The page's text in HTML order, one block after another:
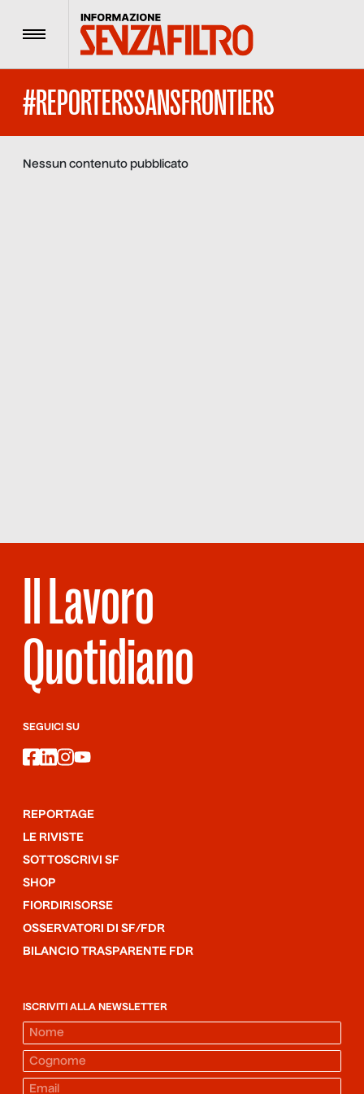
Menu
#REPORTERSSANSFRONTIERS
Nessun contenuto pubblicato
Il Lavoro
Quotidiano
SEGUICI SU
facebook
linkedin
instagram
youtube
REPORTAGE
LE RIVISTE
SOTTOSCRIVI SF
SHOP
FIORDIRISORSE
OSSERVATORI DI SF/FDR
BILANCIO TRASPARENTE FDR
ISCRIVITI ALLA NEWSLETTER